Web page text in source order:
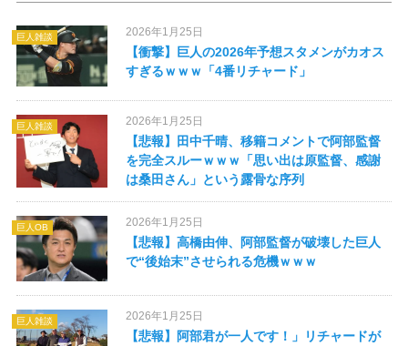
巨人雑談 2026年1月25日
【衝撃】巨人の2026年予想スタメンがカオス
すぎるｗｗｗ「4番リチャード」
巨人雑談 2026年1月25日
【悲報】田中千晴、移籍コメントで阿部監督
を完全スルーｗｗｗ「思い出は原監督、感謝
は桑田さん」という露骨な序列
巨人OB 2026年1月25日
【悲報】高橋由伸、阿部監督が破壊した巨人
で“後始末”させられる危機ｗｗｗ
巨人雑談 2026年1月25日
【悲報】阿部君が一人です！」リチャードが